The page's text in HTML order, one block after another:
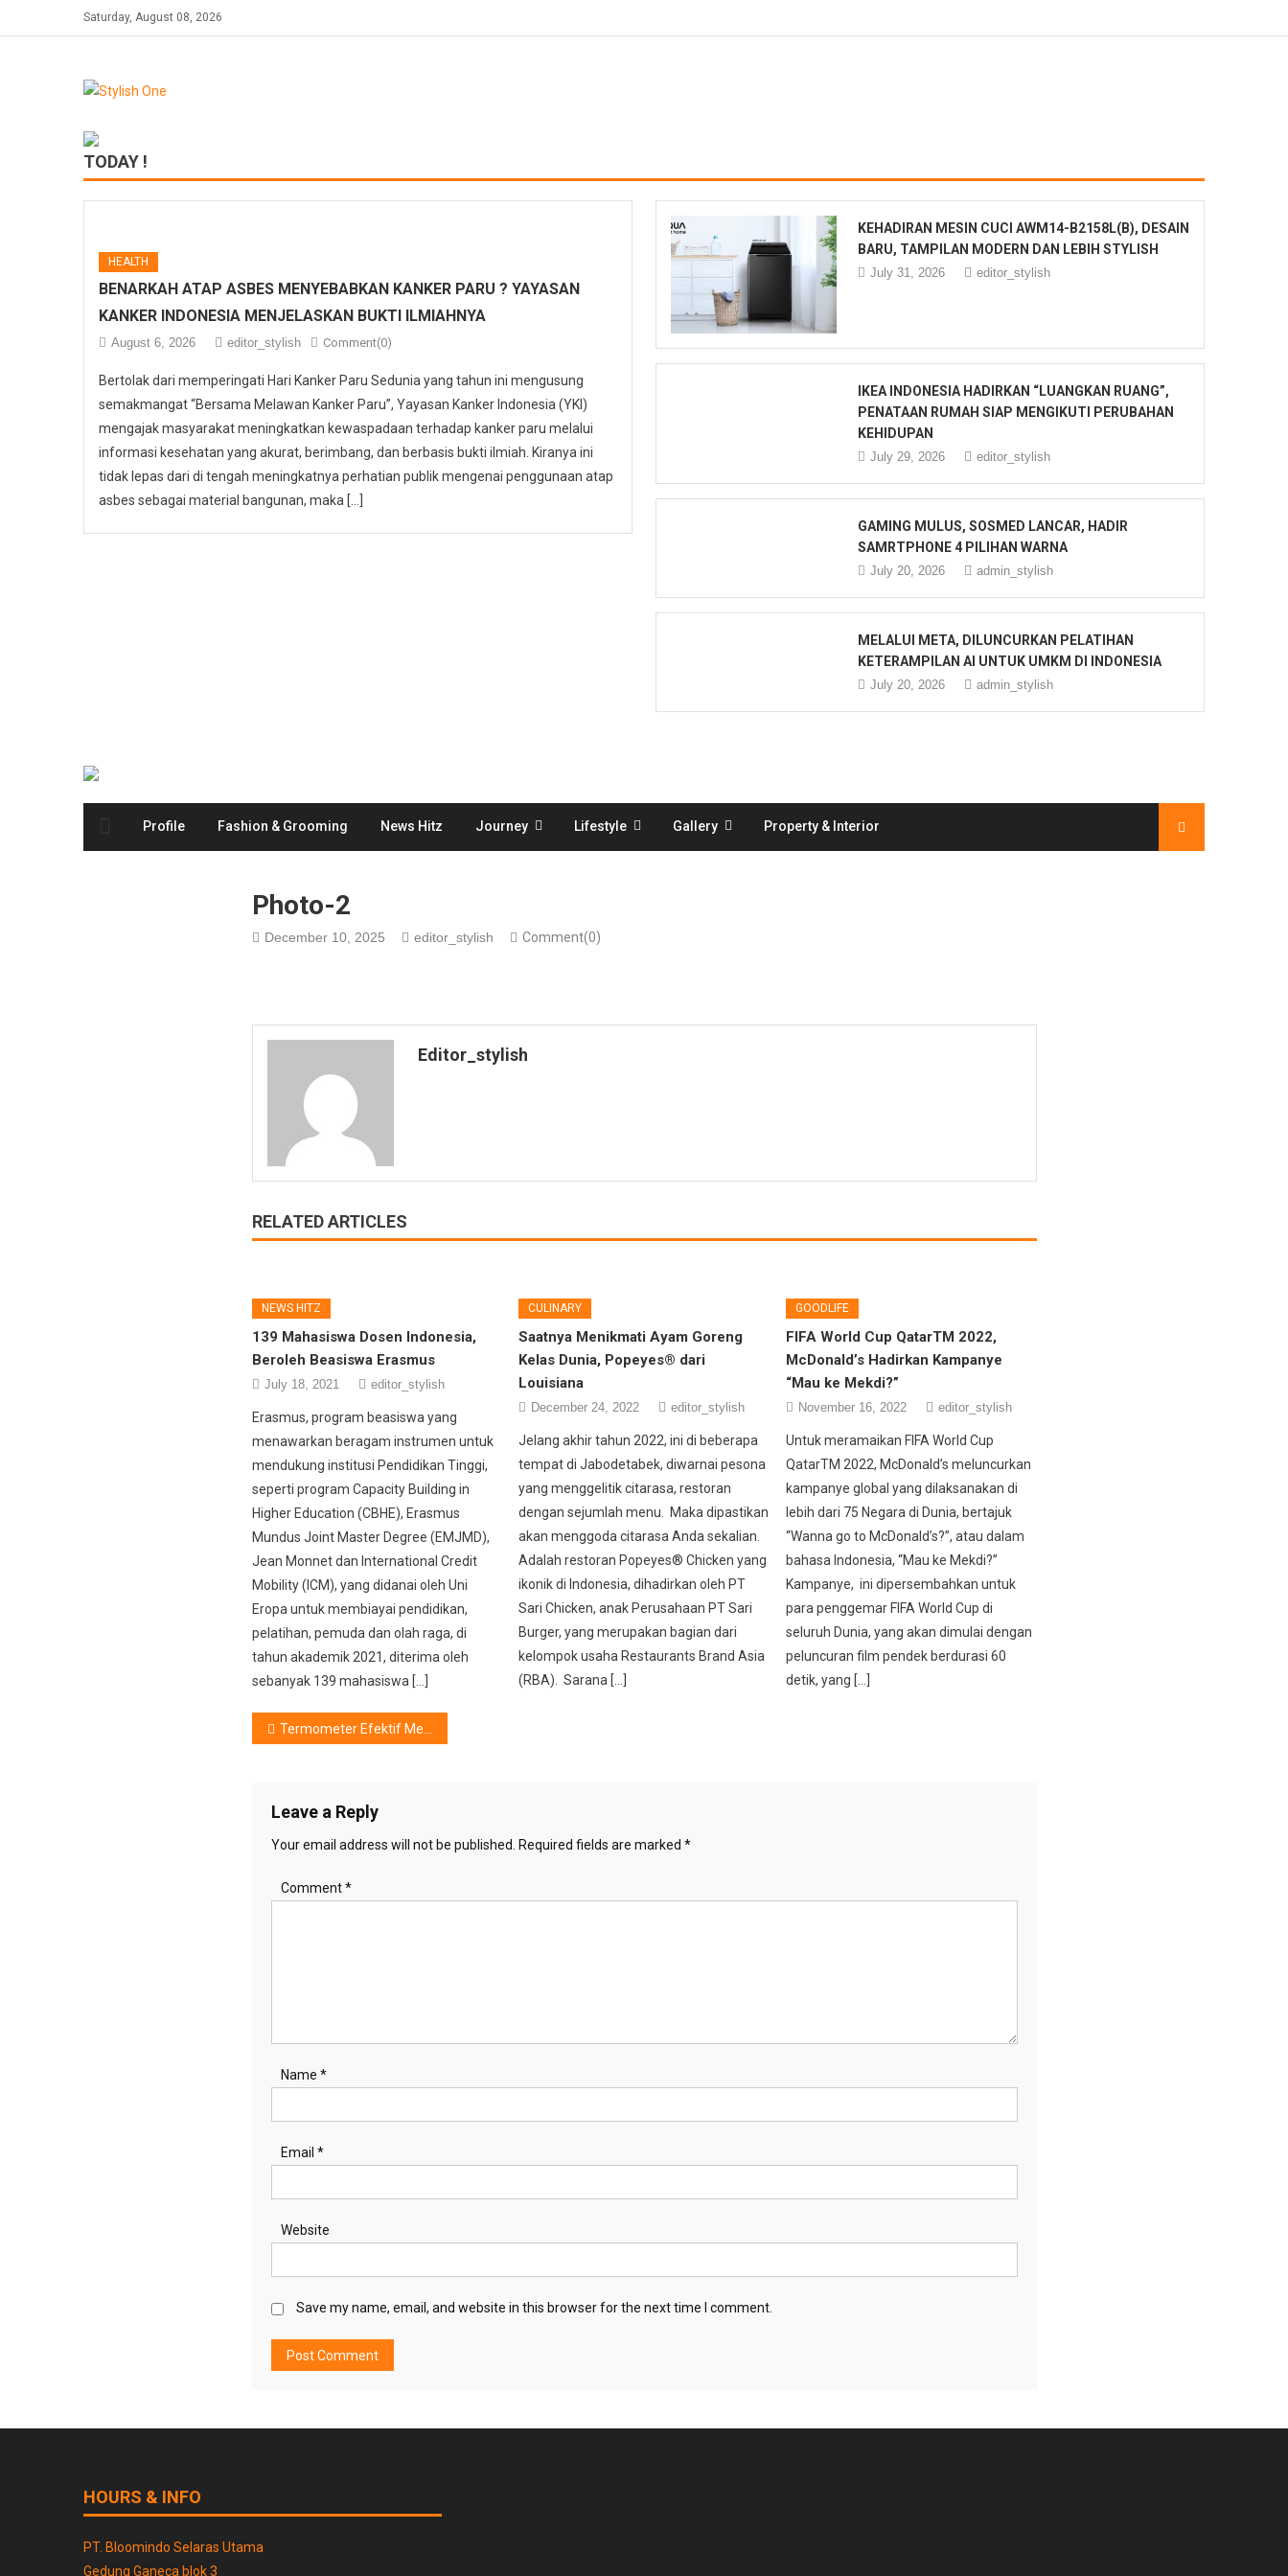
to
Saturday, August 08, 2026
TODAY !
HEALTH
BENARKAH ATAP ASBES MENYEBABKAN KANKER PARU ? YAYASAN
KANKER INDONESIA MENJELASKAN BUKTI ILMIAHNYA
August 6, 2026 editor_stylish Comment(0)
Bertolak dari memperingati Hari Kanker Paru Sedunia yang tahun ini mengusung
semakmangat “Bersama Melawan Kanker Paru”, Yayasan Kanker Indonesia (YKI)
mengajak masyarakat meningkatkan kewaspadaan terhadap kanker paru melalui
informasi kesehatan yang akurat, berimbang, dan berbasis bukti ilmiah. Kiranya ini
tidak lepas dari di tengah meningkatnya perhatian publik mengenai penggunaan atap
asbes sebagai material bangunan, maka […]
KEHADIRAN MESIN CUCI AWM14-B2158L(B), DESAIN
BARU, TAMPILAN MODERN DAN LEBIH STYLISH
July 31, 2026 editor_stylish
IKEA INDONESIA HADIRKAN “LUANGKAN RUANG”,
PENATAAN RUMAH SIAP MENGIKUTI PERUBAHAN
KEHIDUPAN
July 29, 2026 editor_stylish
GAMING MULUS, SOSMED LANCAR, HADIR
SAMRTPHONE 4 PILIHAN WARNA
July 20, 2026 admin_stylish
MELALUI META, DILUNCURKAN PELATIHAN
KETERAMPILAN AI UNTUK UMKM DI INDONESIA
July 20, 2026 admin_stylish
Profile Fashion & Grooming News Hitz Journey Lifestyle Gallery Property & Interior
Photo-2
December 10, 2025 editor_stylish Comment(0)
Editor_stylish
RELATED ARTICLES
NEWS HITZ
139 Mahasiswa Dosen Indonesia,
Beroleh Beasiswa Erasmus
July 18, 2021 editor_stylish
Erasmus, program beasiswa yang
menawarkan beragam instrumen untuk
mendukung institusi Pendidikan Tinggi,
seperti program Capacity Building in
Higher Education (CBHE), Erasmus
Mundus Joint Master Degree (EMJMD),
Jean Monnet dan International Credit
Mobility (ICM), yang didanai oleh Uni
Eropa untuk membiayai pendidikan,
pelatihan, pemuda dan olah raga, di
tahun akademik 2021, diterima oleh
sebanyak 139 mahasiswa […]
CULINARY
Saatnya Menikmati Ayam Goreng
Kelas Dunia, Popeyes® dari
Louisiana
December 24, 2022 editor_stylish
Jelang akhir tahun 2022, ini di beberapa
tempat di Jabodetabek, diwarnai pesona
yang menggelitik citarasa, restoran
dengan sejumlah menu. Maka dipastikan
akan menggoda citarasa Anda sekalian.
Adalah restoran Popeyes® Chicken yang
ikonik di Indonesia, dihadirkan oleh PT
Sari Chicken, anak Perusahaan PT Sari
Burger, yang merupakan bagian dari
kelompok usaha Restaurants Brand Asia
(RBA). Sarana […]
GOODLIFE
FIFA World Cup QatarTM 2022,
McDonald’s Hadirkan Kampanye
“Mau ke Mekdi?”
November 16, 2022 editor_stylish
Untuk meramaikan FIFA World Cup
QatarTM 2022, McDonald’s meluncurkan
kampanye global yang dilaksanakan di
lebih dari 75 Negara di Dunia, bertajuk
“Wanna go to McDonald’s?”, atau dalam
bahasa Indonesia, “Mau ke Mekdi?”
Kampanye, ini dipersembahkan untuk
para penggemar FIFA World Cup di
seluruh Dunia, yang akan dimulai dengan
peluncuran film pendek berdurasi 60
detik, yang […]
Post
Termometer Efektif Mendeteksi Infeksi Tubuh, Pilihannya?
Leave a Reply
Your email address will not be published. Required fields are marked *
Comment*
Name *
Email *
Website
Save my name, email, and website in this browser for the next time I comment.
HOURS & INFO
PT. Bloomindo Selaras Utama
Gedung Ganeca blok 3